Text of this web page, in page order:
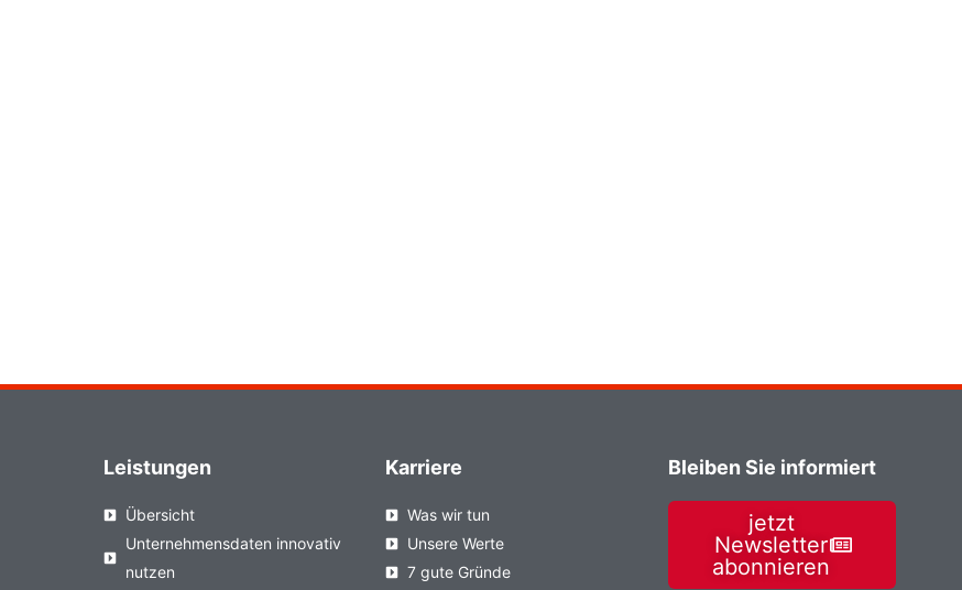
Leistungen
Übersicht
Unternehmensdaten innovativ
nutzen
Karriere
Was wir tun
Unsere Werte
7 gute Gründe
Bleiben Sie informiert
jetzt
Newsletter
abonnieren